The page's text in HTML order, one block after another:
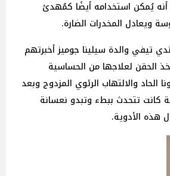
أنه يُمكن استخدامه أيضًا كمُهدئ
ويعادل المخدرات الضارة.
تيفي والدة سيلينا جوميز أخبرتهم
الحقن لعلاجها من الحساسية
الحاد والالتهاب الرئوي المزدوج وبعد
كانت تتحدث ببطء وتبدو نعسانة
هذه الأدوية.